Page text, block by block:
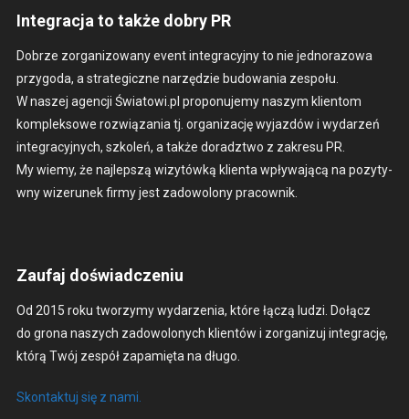
Integracja to także dobry PR
Dobrze zor­ga­ni­zowany event inte­gra­cyjny to nie jed­no­ra­zowa
przy­go­da, a strate­giczne narzędzie budowa­nia zespołu.
W naszej agencji Światowi.pl pro­ponu­je­my naszym klien­tom
kom­plek­sowe rozwiąza­nia tj. orga­ni­za­cję wyjazdów i wydarzeń
inte­gra­cyjnych, szkoleń, a także doradzt­wo z zakre­su PR.
My wiemy, że najlep­szą wiz­ytówką klien­ta wpły­wa­jącą na pozy­ty­
wny wiz­erunek firmy jest zad­owolony pra­cown­ik.
Zaufaj doświadczeniu
Od 2015 roku tworzymy wydarzenia, które łączą ludzi. Dołącz
do grona naszych zad­owolonych klien­tów i zor­ga­nizuj inte­grację,
którą Twój zespół zapamię­ta na dłu­go.
Skon­tak­tuj się z nami.